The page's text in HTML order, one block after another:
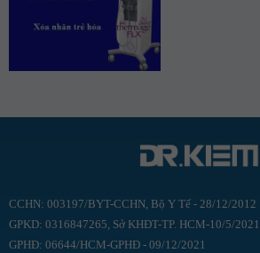
CCHN: 003197/BYT-CCHN, Bộ Y Tế - 28/12/2012
GPKD: 0316847265, Sở KHĐT-TP. HCM-10/5/2021
GPHĐ: 06644/HCM-GPHĐ - 09/12/2021